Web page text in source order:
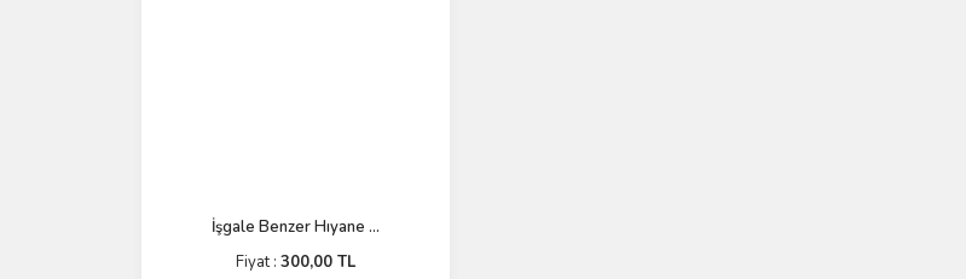
İşgale Benzer Hıyane ...
Fiyat : 300,00 TL